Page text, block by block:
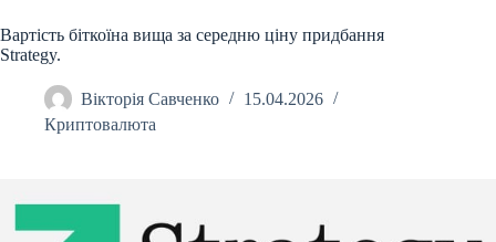
Вартість біткоїна вища за середню ціну придбання
Strategy.
Вікторія Савченко
15.04.2026
Криптовалюта